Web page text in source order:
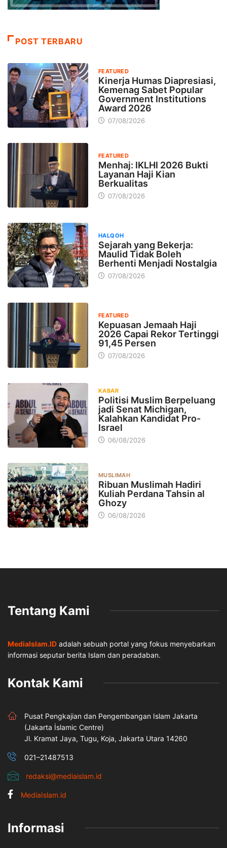
POST TERBARU
FEATURED
Kinerja Humas Diapresiasi,
Kemenag Sabet Popular
Government Institutions
Award 2026
07/08/2026
FEATURED
Menhaj: IKLHI 2026 Bukti
Layanan Haji Kian
Berkualitas
07/08/2026
HALQOH
Sejarah yang Bekerja:
Maulid Tidak Boleh
Berhenti Menjadi Nostalgia
07/08/2026
FEATURED
Kepuasan Jemaah Haji
2026 Capai Rekor Tertinggi
91,45 Persen
07/08/2026
KABAR
Politisi Muslim Berpeluang
jadi Senat Michigan,
Kalahkan Kandidat Pro-
Israel
06/08/2026
MUSLIMAH
Ribuan Muslimah Hadiri
Kuliah Perdana Tahsin al
Ghozy
06/08/2026
Tentang Kami
MediaIslam.ID adalah sebuah portal yang fokus menyebarkan
informasi seputar berita Islam dan peradaban.
Kontak Kami
Pusat Pengkajian dan Pengembangan Islam Jakarta
(Jakarta İslamic Centre)
Jl. Kramat Jaya, Tugu, Koja, Jakarta Utara 14260
021–21487513
redaksi@mediaislam.id
MediaIslam.id
Informasi